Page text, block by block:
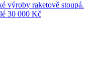
výroby raketově stoupá.
30 000 Kč